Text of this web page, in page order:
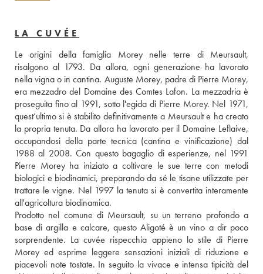
LA CUVÉE
Le origini della famiglia Morey nelle terre di Meursault,
risalgono al 1793. Da allora, ogni generazione ha lavorato
nella vigna o in cantina. Auguste Morey, padre di Pierre Morey,
era mezzadro del Domaine des Comtes Lafon. La mezzadria è
proseguita fino al 1991, sotto l'egida di Pierre Morey. Nel 1971,
quest’ultimo si è stabilito definitivamente a Meursault e ha creato
la propria tenuta. Da allora ha lavorato per il Domaine Leflaive,
occupandosi della parte tecnica (cantina e vinificazione) dal
1988 al 2008. Con questo bagaglio di esperienze, nel 1991
Pierre Morey ha iniziato a coltivare le sue terre con metodi
biologici e biodinamici, preparando da sé le tisane utilizzate per
trattare le vigne. Nel 1997 la tenuta si è convertita interamente
all'agricoltura biodinamica.
Prodotto nel comune di Meursault, su un terreno profondo a
base di argilla e calcare, questo Aligoté è un vino a dir poco
sorprendente. La cuvée rispecchia appieno lo stile di Pierre
Morey ed esprime leggere sensazioni iniziali di riduzione e
piacevoli note tostate. In seguito la vivace e intensa tipicità del